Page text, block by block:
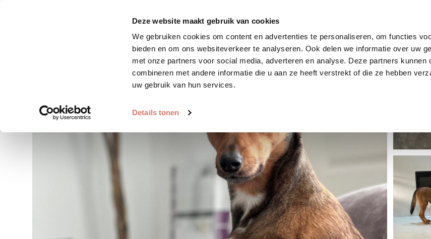
Deze website maakt gebruik van cookies
We gebruiken cookies om content en advertenties te personaliseren, om functies
bieden en om ons websiteverkeer te analyseren. Ook delen we informatie over uw
met onze partners voor social media, adverteren en analyse. Deze partners kunnen
combineren met andere informatie die u aan ze heeft verstrekt of die ze hebben
uw gebruik van hun services.
Details tonen
Zoek huisdier Plaats huisdier Hoe werkt het?